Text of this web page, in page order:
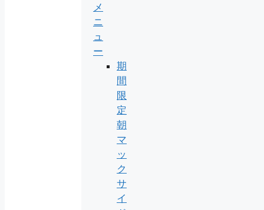
メ
ニ
ュ
ー
期
間
限
定
朝
マ
ッ
ク
サ
イ